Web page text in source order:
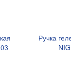
Ручка